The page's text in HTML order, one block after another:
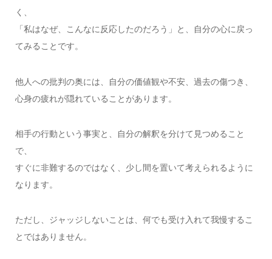
く、
「私はなぜ、こんなに反応したのだろう」と、自分の心に戻っ
てみることです。
他人への批判の奥には、自分の価値観や不安、過去の傷つき、
心身の疲れが隠れていることがあります。
相手の行動という事実と、自分の解釈を分けて見つめること
で、
すぐに非難するのではなく、少し間を置いて考えられるように
なります。
ただし、ジャッジしないことは、何でも受け入れて我慢するこ
とではありません。